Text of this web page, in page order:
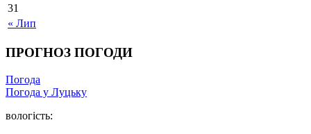
« Лип
31
ПРОГНОЗ ПОГОДИ
Погода
Погода у Луцьку
вологість: